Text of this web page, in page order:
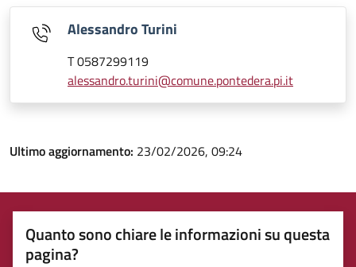
Alessandro Turini
T 0587299119
alessandro.turini@comune.pontedera.pi.it
Ultimo aggiornamento: 23/02/2026, 09:24
Quanto sono chiare le informazioni su questa
pagina?